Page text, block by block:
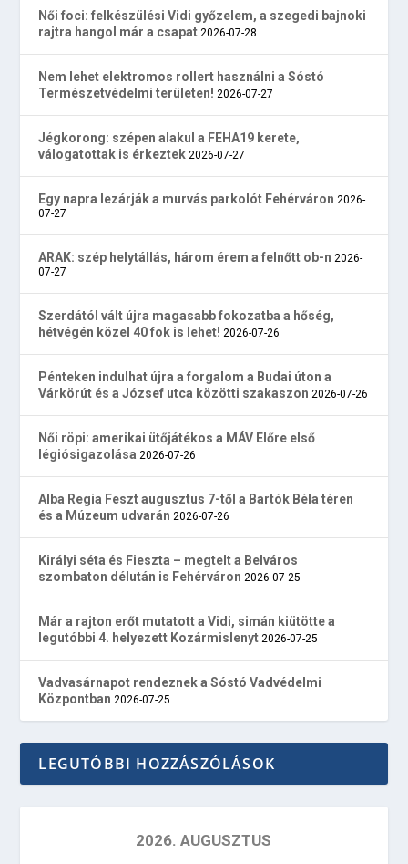
Női foci: felkészülési Vidi győzelem, a szegedi bajnoki
rajtra hangol már a csapat 2026-07-28
Nem lehet elektromos rollert használni a Sóstó
Természetvédelmi területen! 2026-07-27
Jégkorong: szépen alakul a FEHA19 kerete,
válogatottak is érkeztek 2026-07-27
Egy napra lezárják a murvás parkolót Fehérváron 2026-
07-27
ARAK: szép helytállás, három érem a felnőtt ob-n 2026-
07-27
Szerdától vált újra magasabb fokozatba a hőség,
hétvégén közel 40 fok is lehet! 2026-07-26
Pénteken indulhat újra a forgalom a Budai úton a
Várkörút és a József utca közötti szakaszon 2026-07-26
Női röpi: amerikai ütőjátékos a MÁV Előre első
légiósigazolása 2026-07-26
Alba Regia Feszt augusztus 7-től a Bartók Béla téren
és a Múzeum udvarán 2026-07-26
Királyi séta és Fieszta – megtelt a Belváros
szombaton délután is Fehérváron 2026-07-25
Már a rajton erőt mutatott a Vidi, simán kiütötte a
legutóbbi 4. helyezett Kozármislenyt 2026-07-25
Vadvasárnapot rendeznek a Sóstó Vadvédelmi
Központban 2026-07-25
LEGUTÓBBI HOZZÁSZÓLÁSOK
2026. AUGUSZTUS